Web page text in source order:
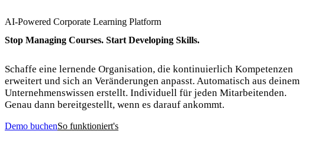
AI-Powered Corporate Learning Platform
Stop Managing Courses. Start Developing Skills.
Schaffe eine lernende Organisation, die kontinuierlich Kompetenzen
erweitert und sich an Veränderungen anpasst. Automatisch aus deinem
Unternehmenswissen erstellt. Individuell für jeden Mitarbeitenden.
Genau dann bereitgestellt, wenn es darauf ankommt.
Demo buchenSo funktioniert's